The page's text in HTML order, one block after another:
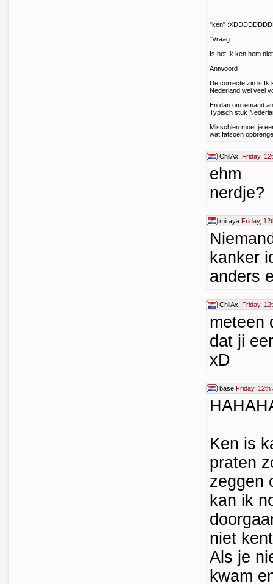
"ken"
"Vraag
Is het Ik ken hem
Antwoord
De correcte zin is Ik
Nederland wel veel
En dan om iemand
Typisch stuk
Misschien moet je
wat fatsoen
ChilAx. Friday,
ehm
nerdje?
miraya Friday,
kanker
anders
ChilAx. Friday,
meteen
dat ji
xD
base Friday, 12th
Ken is
praten
zeggen
kan ik
niet
Als je
kwam